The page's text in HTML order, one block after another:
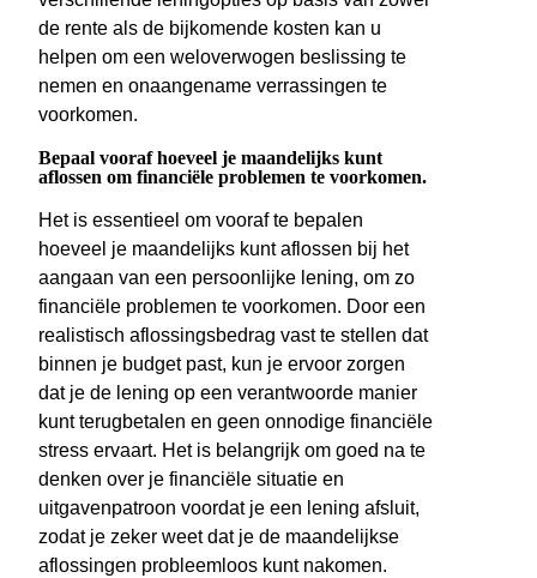
de rente als de bijkomende kosten kan u
helpen om een weloverwogen beslissing te
nemen en onaangename verrassingen te
voorkomen.
Bepaal vooraf hoeveel je maandelijks kunt
aflossen om financiële problemen te voorkomen.
Het is essentieel om vooraf te bepalen
hoeveel je maandelijks kunt aflossen bij het
aangaan van een persoonlijke lening, om zo
financiële problemen te voorkomen. Door een
realistisch aflossingsbedrag vast te stellen dat
binnen je budget past, kun je ervoor zorgen
dat je de lening op een verantwoorde manier
kunt terugbetalen en geen onnodige financiële
stress ervaart. Het is belangrijk om goed na te
denken over je financiële situatie en
uitgavenpatroon voordat je een lening afsluit,
zodat je zeker weet dat je de maandelijkse
aflossingen probleemloos kunt nakomen.